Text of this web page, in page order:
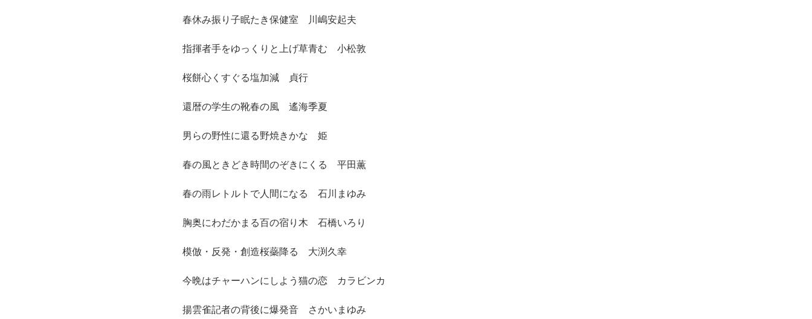
春休み振り子眠たき保健室 川嶋安起夫
指揮者手をゆっくりと上げ草青む 小松敦
桜餅心くすぐる塩加減 貞行
還暦の学生の靴春の風 遙海季夏
男らの野性に還る野焼きかな 姫
春の風ときどき時間のぞきにくる 平田薫
春の雨レトルトで人間になる 石川まゆみ
胸奥にわだかまる百の宿り木 石橋いろり
模倣・反発・創造桜蘂降る 大渕久幸
今晩はチャーハンにしよう猫の恋 カラビンカ
揚雲雀記者の背後に爆発音 さかいまゆみ